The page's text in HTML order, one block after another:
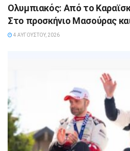
Ολυμπιακός: Από το
Στο προσκήνιο Μασούρας
4 ΑΥΓΟΎΣΤΟΥ, 2026